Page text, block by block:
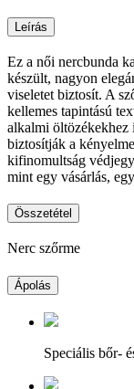
Leírás
Ez a női nercbunda
készült, nagyon
viseletet biztosít. A
kellemes tapintású
alkalmi öltözékekhez
biztosítják a
kifinomultság
mint egy vásárlás,
Összetétel
Nerc szőrme
Ápolás
Speciális bőr-